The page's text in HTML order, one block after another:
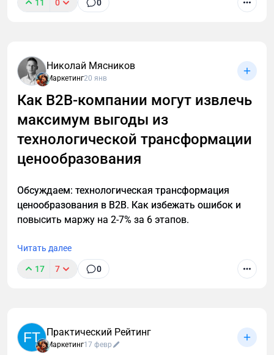
В B2B нечасто встретишь четко сформулированное
крупных производственных компаний есть
крупные мощности, советское наследие и сайт,
написанный еще на html-табличке. Обороты просто
гигантские! А маркетинга нет вообще… И это
грустно. Но!
11 0 0
Николай Мясников
Маркетинг20 янв
Как B2B-компании могут извлечь
максимум выгоды из
технологической трансформации
ценообразования
Обсуждаем: технологическая трансформация
ценообразования в B2B. Как избежать ошибок и
повысить маржу на 2-7% за 6 этапов.
Читать далее
17 7 0
FT Практический Рейтинг
Маркетинг17 февр